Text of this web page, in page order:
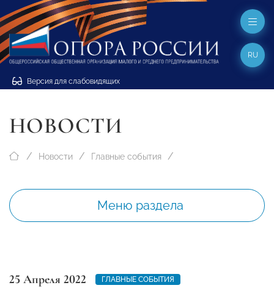
Версия для слабовидящих
RU
НОВОСТИ
Новости Главные события
Меню раздела
25 Апреля 2022 ГЛАВНЫЕ СОБЫТИЯ